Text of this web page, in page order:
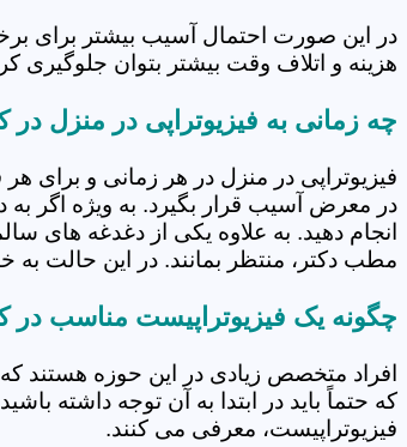
در این صورت احتمال آسیب بیشتر برای
هزینه و اتلاف وقت بیشتر بتوان جلوگیری
چه زمانی به فیزیوتراپی در منزل
فیزیوتراپی در منزل در هر زمانی و برای
در معرض آسیب قرار بگیرد. به ویژه اگر
انجام دهید. به علاوه یکی از دغدغه های
مطب دکتر، منتظر بمانند. در این حالت به
چگونه یک فیزیوتراپیست مناسب در
افراد متخصص زیادی در این حوزه هستند
که حتماً باید در ابتدا به آن توجه داشته
فیزیوتراپیست، معرفی می کنند.